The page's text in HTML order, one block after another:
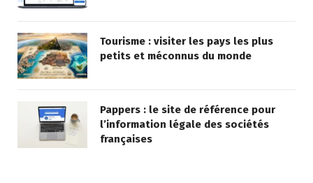
Tourisme : visiter les pays les plus
petits et méconnus du monde
Pappers : le site de référence pour
l’information légale des sociétés
françaises